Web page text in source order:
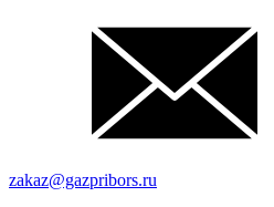
zakaz@gazpribors.ru